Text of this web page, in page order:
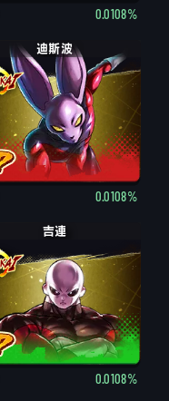
0.0108%
迪斯波
0.0108%
吉連
0.0108%